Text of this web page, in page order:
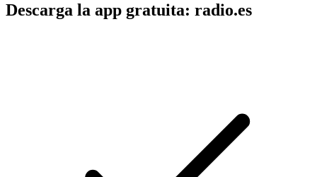
Descarga la app gratuita: radio.es